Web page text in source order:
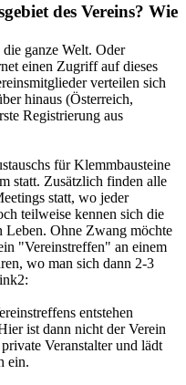
des Vereins? Wie
ganze Welt. Oder
einen Zugriff auf dieses
verteilen sich
hinaus (Österreich,
Registrierung aus
für Klemmbausteine
statt. Zusätzlich finden alle
statt, wo jeder
teilweise kennen sich die
Ohne Zwang möchte
"Vereinstreffen" an einem
wo man sich dann 2-3
entstehen
ist dann nicht der Verein
Veranstalter und lädt
ein.